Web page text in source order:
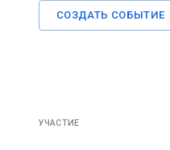
СОЗДАТЬ СОБЫТИЕ
УЧАСТИЕ